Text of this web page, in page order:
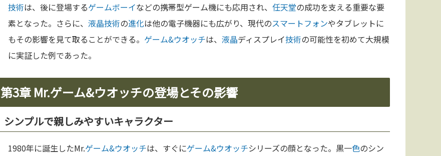
技術は、後に登場するゲームボーイなどの携帯型ゲーム機にも応用され、 任天堂の成功を支える重要な要
素となった。さらに、 液晶技術の進化は他の電子機器にも広がり、現代のスマートフォンやタブレットに
もその影響を見て取ることができる。 ゲーム&ウオッチは、 液晶ディスプレイ技術の可能性を初めて大規模
に実証した例であった。
第3章 Mr.ゲーム&ウオッチの登場とその影響
シンプルで親しみやすいキャラクター
1980年に誕生したMr.ゲーム&ウオッチは、すぐにゲーム&ウオッチシリーズの顔となった。黒一色のシン